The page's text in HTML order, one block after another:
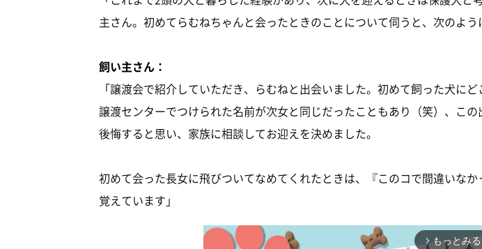
主さん。初めてらむねちゃんと会ったときのことについて伺うと、次のよう
飼い主さん：
「譲渡会で紹介していただき、らむねと出会いました。初めて飼った犬にど
譲渡センターでつけられた名前が次女と同じだったこともあり（笑）、こ
後悔すると思い、家族に相談してお迎えを決めました。
初めて会った長女に飛びついてなめてくれたときは、『このコで間違いな
覚えています」
arrow_forward_ios もっとみる